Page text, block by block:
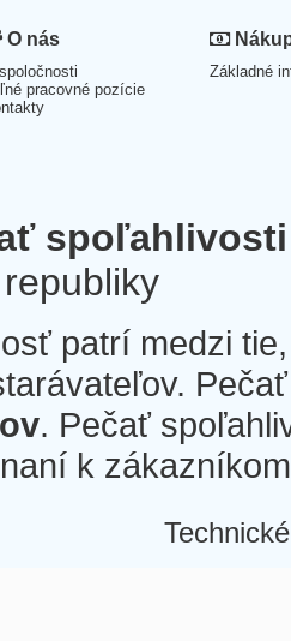
O nás
pracovné pozície
Základné
spoľahlivosti
patrí medzi
. Pečať
k